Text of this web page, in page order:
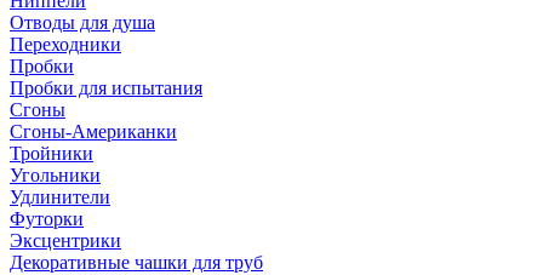
Отводы для душа
Переходники
Пробки
Пробки для испытания
Сгоны
Сгоны-Американки
Тройники
Угольники
Удлинители
Футорки
Эксцентрики
Декоративные чашки для труб